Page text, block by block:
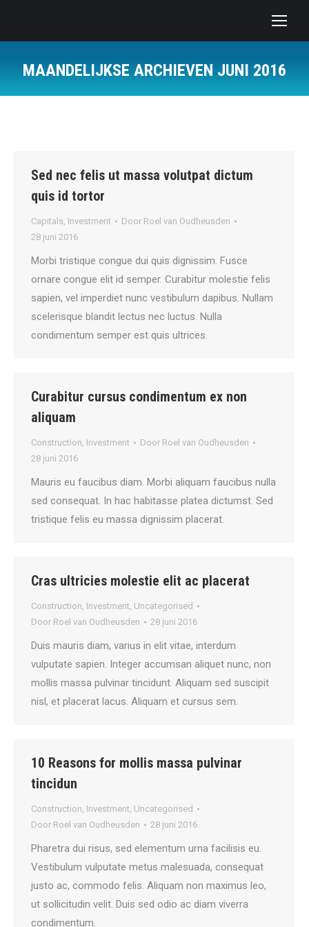
MAANDELIJKSE ARCHIEVEN JUNI 2016
Sed nec felis ut massa volutpat dictum
quis id tortor
Capitals, Investment Door Roel van Oudheusden
28 juni 2016
Morbi tristique congue dui quis dignissim. Fusce
ornare congue elit id semper. Curabitur molestie felis
sapien, vel imperdiet nunc vestibulum dapibus. Nullam
scelerisque blandit lectus nec luctus. Nulla
condimentum semper est quis ultrices.
Curabitur cursus condimentum ex non
aliquam
Construction, Investment Door Roel van Oudheusden
28 juni 2016
Mauris eu faucibus diam. Morbi aliquam faucibus nulla
sed consequat. In hac habitasse platea dictumst. Sed
tristique felis eu massa dignissim placerat.
Cras ultricies molestie elit ac placerat
Construction, Investment, Uncategorised
Door Roel van Oudheusden 28 juni 2016
Duis mauris diam, varius in elit vitae, interdum
vulputate sapien. Integer accumsan aliquet nunc, non
mollis massa pulvinar tincidunt. Aliquam sed suscipit
nisl, et placerat lacus. Aliquam et cursus sem.
10 Reasons for mollis massa pulvinar
tincidun
Construction, Investment, Uncategorised
Door Roel van Oudheusden 28 juni 2016
Pharetra dui risus, sed elementum urna facilisis eu.
Vestibulum vulputate metus malesuada, consequat
justo ac, commodo felis. Aliquam non maximus leo,
ut sollicitudin velit. Duis sed odio ac diam viverra
condimentum.